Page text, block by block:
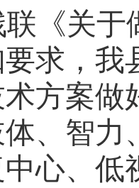
《关于
求 ， 我
方案做
、智力
心、低